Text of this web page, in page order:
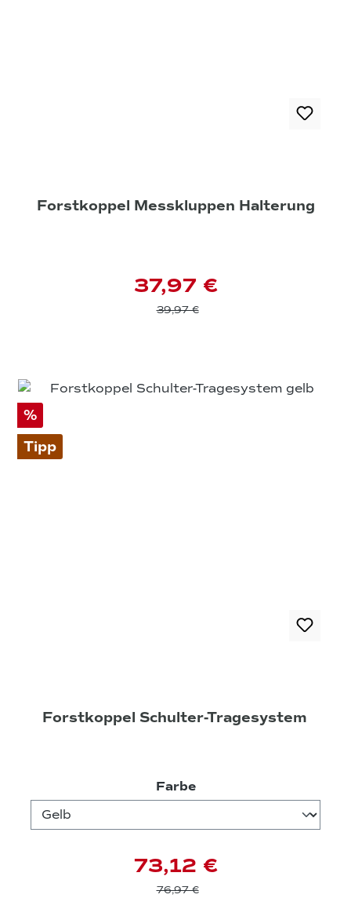
Forstkoppel Messkluppen Halterung
37,97 €
39,97 €
%
Tipp
Forstkoppel Schulter-Tragesystem
Farbeauswählen
73,12 €
76,97 €